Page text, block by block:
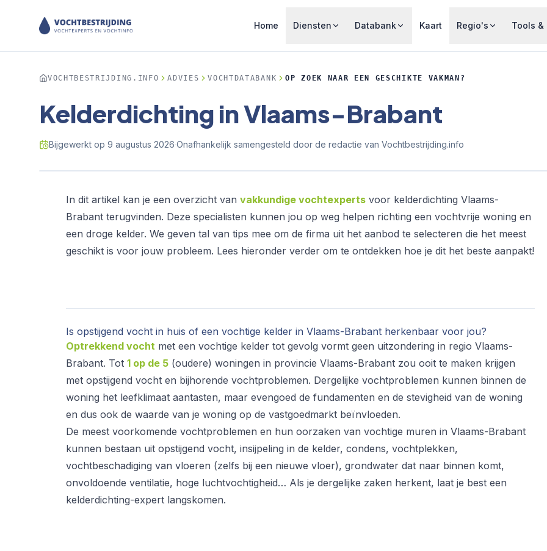
Home Diensten Databank Kaart Regio's Tools &
VOCHTBESTRIJDING.INFO ADVIES VOCHTDATABANK OP ZOEK NAAR EEN GESCHIKTE VAKMAN?
Kelderdichting in Vlaams-Brabant
Bijgewerkt op 9 augustus 2026·Onafhankelijk samengesteld door de redactie van Vochtbestrijding.info
In dit artikel kan je een overzicht van vakkundige vochtexperts voor kelderdichting Vlaams-
Brabant terugvinden. Deze specialisten kunnen jou op weg helpen richting een vochtvrije woning en
een droge kelder. We geven tal van tips mee om de firma uit het aanbod te selecteren die het meest
geschikt is voor jouw probleem. Lees hieronder verder om te ontdekken hoe je dit het beste aanpakt!
Is opstijgend vocht in huis of een vochtige kelder in Vlaams-Brabant herkenbaar voor jou?
Optrekkend vocht met een vochtige kelder tot gevolg vormt geen uitzondering in regio Vlaams-
Brabant. Tot 1 op de 5 (oudere) woningen in provincie Vlaams-Brabant zou ooit te maken krijgen
met opstijgend vocht en bijhorende vochtproblemen. Dergelijke vochtproblemen kunnen binnen de
woning het leefklimaat aantasten, maar evengoed de fundamenten en de stevigheid van de woning
en dus ook de waarde van je woning op de vastgoedmarkt beïnvloeden.
De meest voorkomende vochtproblemen en hun oorzaken van vochtige muren in Vlaams-Brabant
kunnen bestaan uit opstijgend vocht, insijpeling in de kelder, condens, vochtplekken,
vochtbeschadiging van vloeren (zelfs bij een nieuwe vloer), grondwater dat naar binnen komt,
onvoldoende ventilatie, hoge luchtvochtigheid… Als je dergelijke zaken herkent, laat je best een
kelderdichting-expert langskomen.